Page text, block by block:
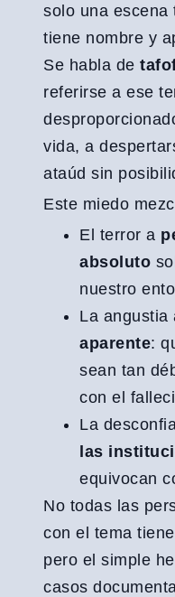
solo una
tiene nombre y
Se habla de
referirse a ese
vida, a
ataúd sin
Este miedo
El terror a
absoluto
nuestro
La angustia
aparente:
sean tan
con el
La
las
equivocan
No todas las
con el tema
pero el simple
casos